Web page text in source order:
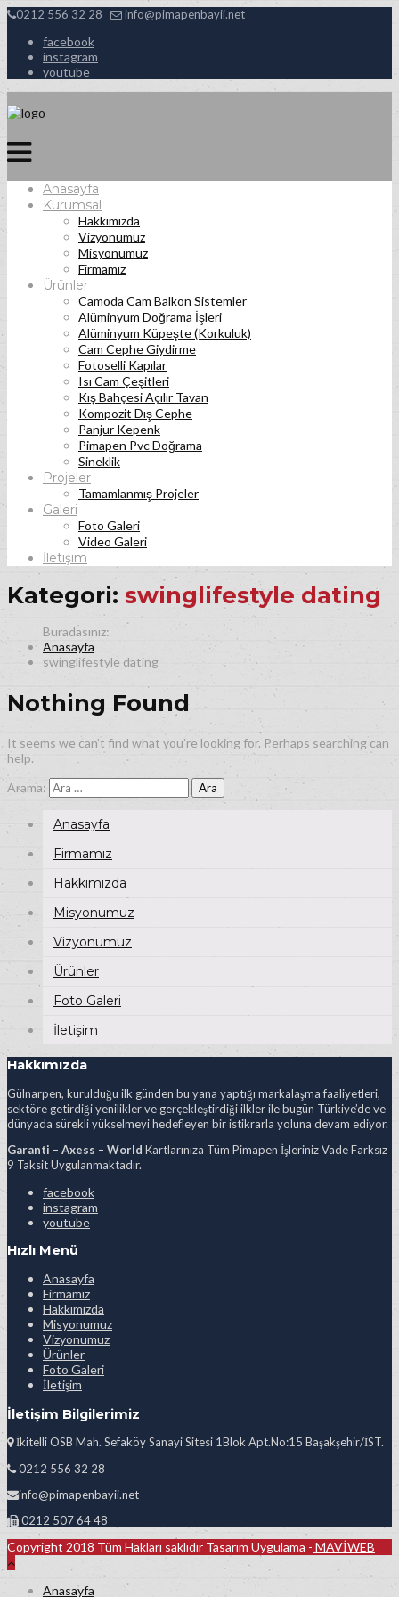
0212 556 32 28 info@pimapenbayii.net
facebook
instagram
youtube
Anasayfa
Kurumsal
Hakkımızda
Vizyonumuz
Misyonumuz
Firmamız
Ürünler
Camoda Cam Balkon Sistemler
Alüminyum Doğrama İşleri
Alüminyum Küpeşte (Korkuluk)
Cam Cephe Giydirme
Fotoselli Kapılar
Isı Cam Çeşitleri
Kış Bahçesi Açılır Tavan
Kompozit Dış Cephe
Panjur Kepenk
Pimapen Pvc Doğrama
Sineklik
Projeler
Tamamlanmış Projeler
Galeri
Foto Galeri
Video Galeri
İletişim
Kategori: swinglifestyle dating
Anasayfa
swinglifestyle dating
Nothing Found
It seems we can’t find what you’re looking for. Perhaps searching can
help.
Arama:
Anasayfa
Firmamız
Hakkımızda
Misyonumuz
Vizyonumuz
Ürünler
Foto Galeri
İletişim
Hakkımızda
Gülnarpen, kurulduğu ilk günden bu yana yaptığı markalaşma faaliyetleri,
sektöre getirdiği yenilikler ve gerçekleştirdiği ilkler ile bugün Türkiye’de ve
dünyada sürekli yükselmeyi hedefleyen bir istikrarla yoluna devam ediyor.
Garanti – Axess – World Kartlarınıza Tüm Pimapen İşleriniz Vade Farksız
9 Taksit Uygulanmaktadır.
facebook
instagram
youtube
Hızlı Menü
Anasayfa
Firmamız
Hakkımızda
Misyonumuz
Vizyonumuz
Ürünler
Foto Galeri
İletişim
İletişim Bilgilerimiz
İkitelli OSB Mah. Sefaköy Sanayi Sitesi 1Blok Apt.No:15 Başakşehir/İST.
0212 556 32 28
info@pimapenbayii.net
0212 507 64 48
Copyright 2018 Tüm Hakları saklıdır Tasarım Uygulama - MAVİWEB
Anasayfa